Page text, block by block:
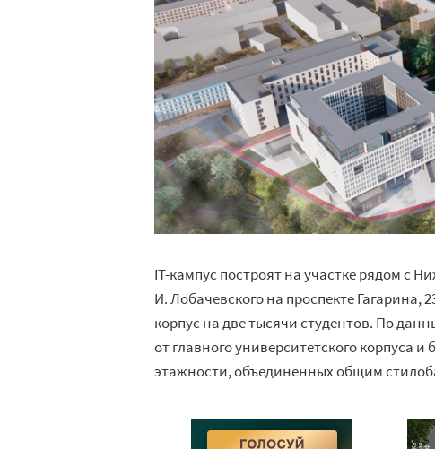
IT-кампус построят на участке рядом с
И. Лобачевского на проспекте
корпус на две тысячи студентов. По
от главного университетского корпуса
этажности, объединенных общим